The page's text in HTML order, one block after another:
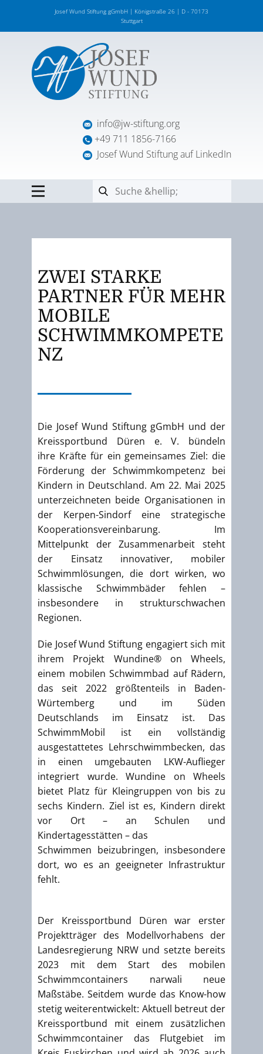
Josef Wund Stiftung gGmbH | Königstraße 26 | D - 70173
Stuttgart
info@jw-stiftung.org
+49 711 1856-7166
Josef Wund Stiftung auf LinkedIn
ZWEI STARKE
PARTNER FÜR MEHR
MOBILE
SCHWIMMKOMPETE
NZ
Die Josef Wund Stiftung gGmbH und der
Kreissportbund Düren e. V. bündeln
ihre Kräfte für ein gemeinsames Ziel: die
Förderung der Schwimmkompetenz bei
Kindern in Deutschland. Am 22. Mai 2025
unterzeichneten beide Organisationen in
der Kerpen-Sindorf eine strategische
Kooperationsvereinbarung. Im
Mittelpunkt der Zusammenarbeit steht
der Einsatz innovativer, mobiler
Schwimmlösungen, die dort wirken, wo
klassische Schwimmbäder fehlen –
insbesondere in strukturschwachen
Regionen.
Die Josef Wund Stiftung engagiert sich mit
ihrem Projekt Wundine® on Wheels,
einem mobilen Schwimmbad auf Rädern,
das seit 2022 größtenteils in Baden-
Würtemberg und im Süden
Deutschlands im Einsatz ist. Das
SchwimmMobil ist ein vollständig
ausgestattetes Lehrschwimmbecken, das
in einen umgebauten LKW-Auflieger
integriert wurde. Wundine on Wheels
bietet Platz für Kleingruppen von bis zu
sechs Kindern. Ziel ist es, Kindern direkt
vor Ort – an Schulen und
Kindertagesstätten – das
Schwimmen beizubringen, insbesondere
dort, wo es an geeigneter Infrastruktur
fehlt.
Der Kreissportbund Düren war erster
Projektträger des Modellvorhabens der
Landesregierung NRW und setzte bereits
2023 mit dem Start des mobilen
Schwimmcontainers narwali neue
Maßstäbe. Seitdem wurde das Know-how
stetig weiterentwickelt: Aktuell betreut der
Kreissportbund mit einem zusätzlichen
Schwimmcontainer das Flutgebiet im